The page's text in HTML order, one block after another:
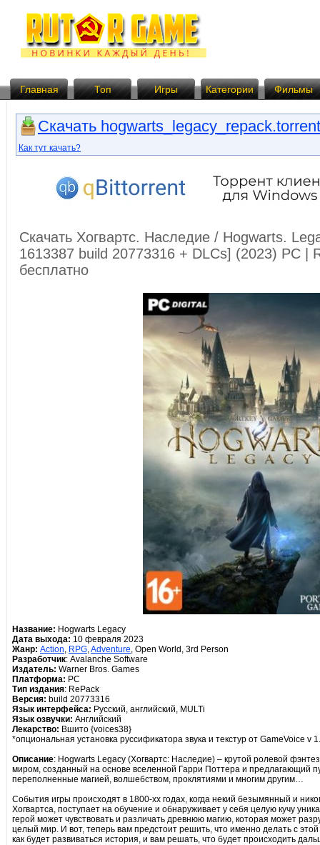
Главная Топ Игры Категории Фильмы
Скачать hogwarts_legacy_repack.torrent
Как тут качать?
Скачать Хогвартс. Наследие / Hogwarts.
1613387 build 20773316 + DLCs] (2023) PC |
бесплатно
Название: Hogwarts Legacy
Дата выхода: 10 февраля 2023
Жанр: Action, RPG,Adventure, Open World, 3rd Person
Разработчик: Avalanche Software
Издатель: Warner Bros. Games
Платформа: PC
Тип издания: RePack
Версия: build 20773316
Язык интерфейса: Русский, английский, MULTi
Язык озвучки: Английский
Лекарство: Вшито {voices38}
*опциональная установка руссификатора звука и текстур от GameVoice v
Описание: Hogwarts Legacy (Хогвартс: Наследие) – крутой ролевой
миром, созданный на основе вселенной Гарри Поттера и предлагающий
переполненные магией, волшебством, проклятиями и многим другим…
События игры происходят в 1800-хх годах, когда некий безымянный и
Хогвартса, поступает на обучение и обнаруживает у себя целую кучу
герой может чувствовать и различать древнюю магию, которая может
целый мир. И вот, теперь вам предстоит решить, что именно делать с
как будет развиваться история, и вам решать, что будет происходить